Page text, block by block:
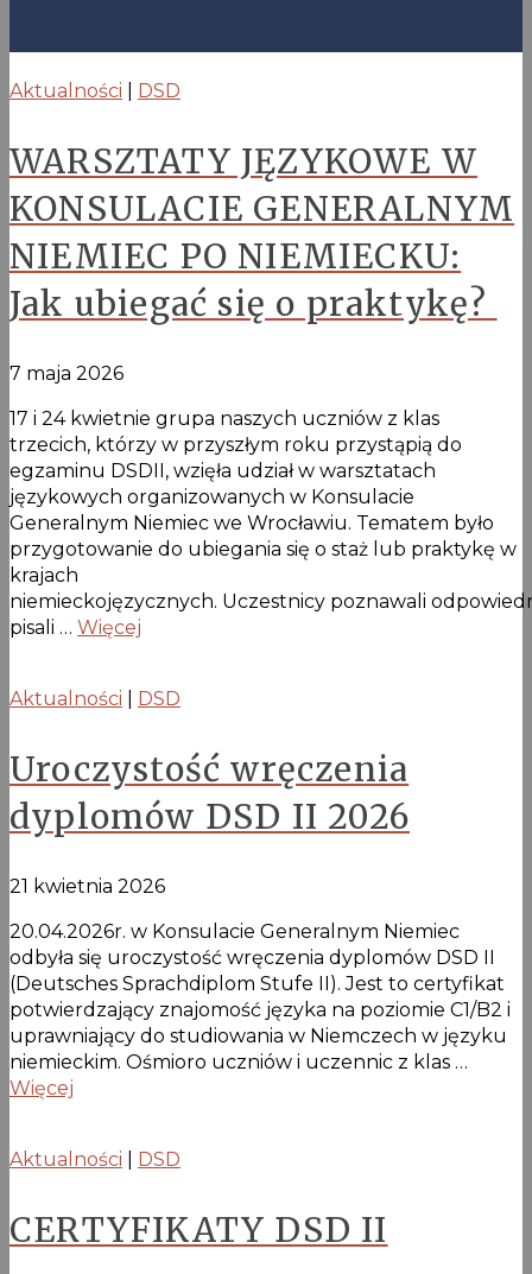
Aktualności DSD
WARSZTATY JĘZYKOWE W
KONSULACIE GENERALNYM
NIEMIEC PO NIEMIECKU:
Jak ubiegać się o praktykę?
7 maja 2026
17 i 24 kwietnie grupa naszych uczniów z klas
trzecich, którzy w przyszłym roku przystąpią do
egzaminu DSDII, wzięła udział w warsztatach
językowych organizowanych w Konsulacie
Generalnym Niemiec we Wrocławiu. Tematem było
przygotowanie do ubiegania się o staż lub praktykę w
krajach
niemieckojęzycznych. Uczestnicy poznawali
pisali … Więcej
Aktualności DSD
Uroczystość wręczenia
dyplomów DSD II 2026
21 kwietnia 2026
20.04.2026r. w Konsulacie Generalnym Niemiec
odbyła się uroczystość wręczenia dyplomów DSD II
(Deutsches Sprachdiplom Stufe II). Jest to certyfikat
potwierdzający znajomość języka na poziomie C1/B2 i
uprawniający do studiowania w Niemczech w języku
niemieckim. Ośmioro uczniów i uczennic z klas …
Więcej
Aktualności DSD
CERTYFIKATY DSD II